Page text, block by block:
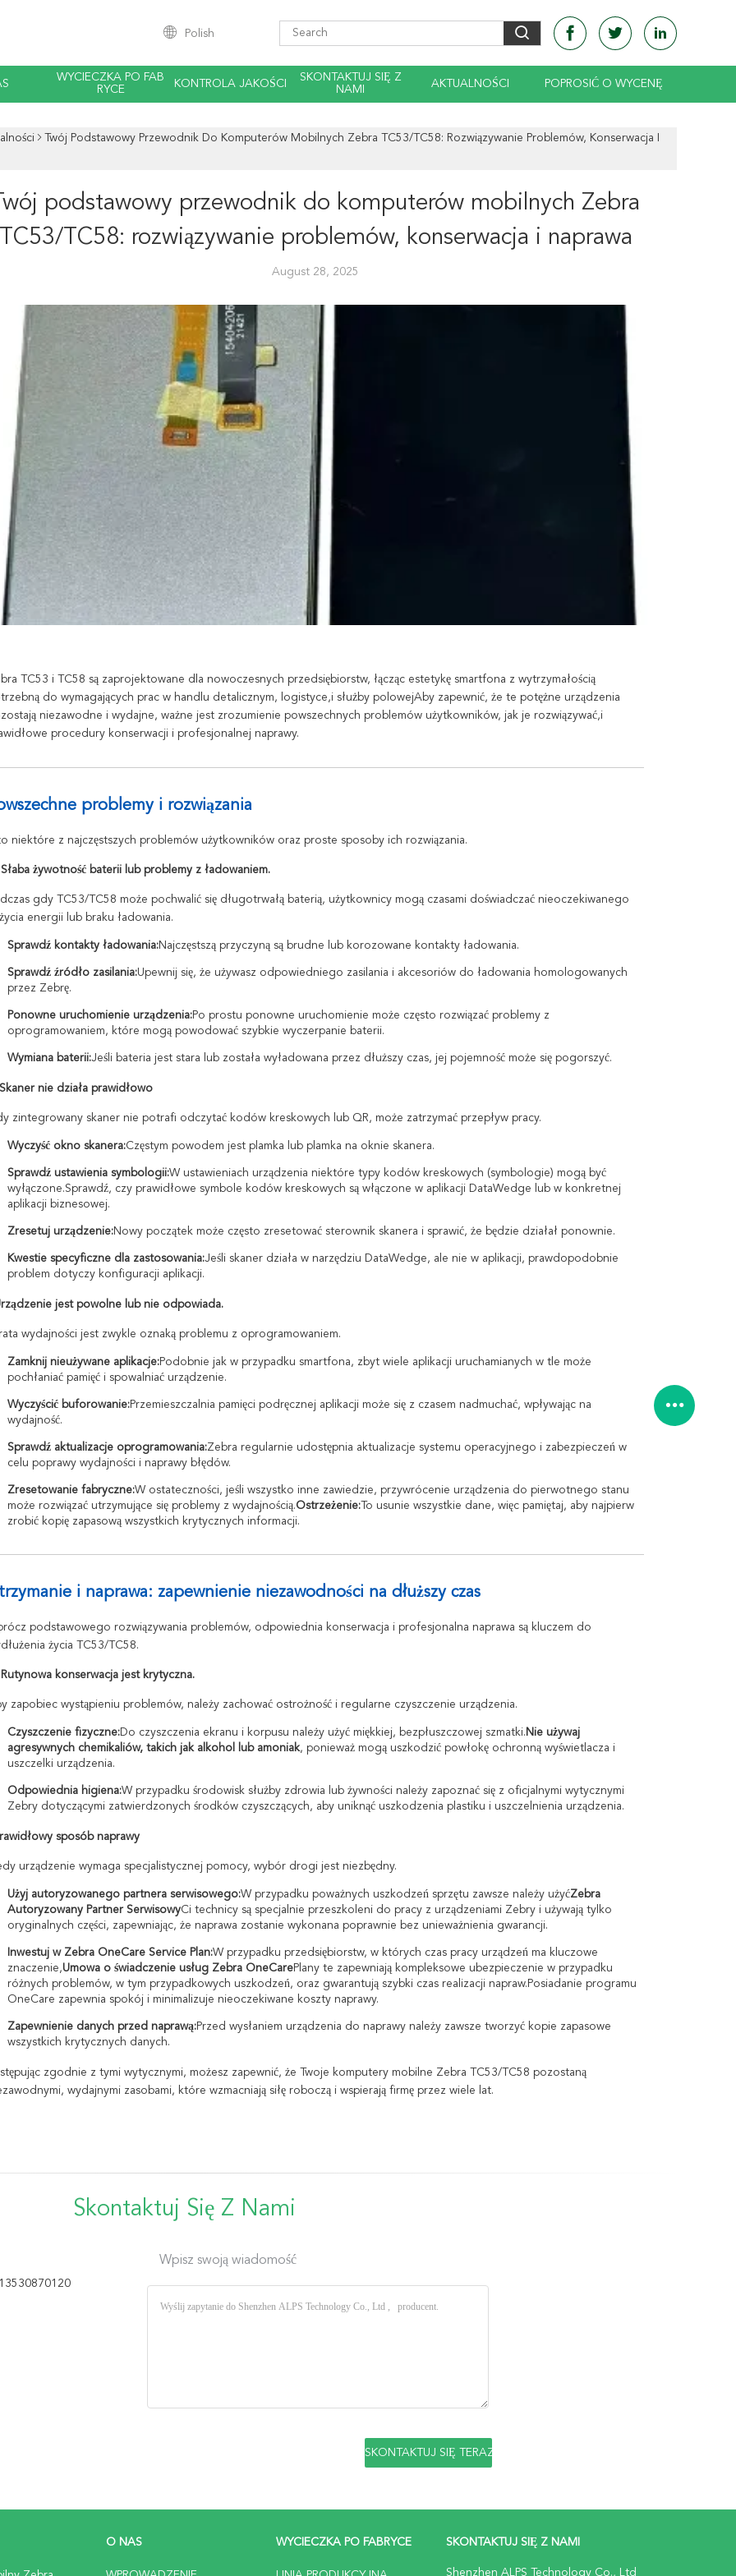
Polish
WYCIECZKA PO FAB
RYCE
KONTROLA JAKOŚCI
SKONTAKTUJ SIĘ Z
NAMI
AKTUALNOŚCI POPROSIĆ O WYCENĘ
Twój Podstawowy Przewodnik Do Komputerów Mobilnych Zebra TC53/TC58: Rozwiązywanie Problemów, Konserwacja I
podstawowy przewodnik do komputerów mobilnych Zebra
TC53/TC58: rozwiązywanie problemów, konserwacja i naprawa
August 28, 2025
TC53 i TC58 są zaprojektowane dla nowoczesnych przedsiębiorstw, łącząc estetykę smartfona z wytrzymałością
do wymagających prac w handlu detalicznym, logistyce,i służby polowejAby zapewnić, że te potężne urządzenia
niezawodne i wydajne, ważne jest zrozumienie powszechnych problemów użytkowników, jak je rozwiązywać,i
procedury konserwacji i profesjonalnej naprawy.
problemy i rozwiązania
niektóre z najczęstszych problemów użytkowników oraz proste sposoby ich rozwiązania.
żywotność baterii lub problemy z ładowaniem.
gdy TC53/TC58 może pochwalić się długotrwałą baterią, użytkownicy mogą czasami doświadczać nieoczekiwanego
energii lub braku ładowania.
Sprawdź kontakty ładowania:Najczęstszą przyczyną są brudne lub korozowane kontakty ładowania.
Sprawdź źródło zasilania:Upewnij się, że używasz odpowiedniego zasilania i akcesoriów do ładowania homologowanych
przez Zebrę.
Ponowne uruchomienie urządzenia:Po prostu ponowne uruchomienie może często rozwiązać problemy z
oprogramowaniem, które mogą powodować szybkie wyczerpanie baterii.
Wymiana baterii:Jeśli bateria jest stara lub została wyładowana przez dłuższy czas, jej pojemność może się pogorszyć.
nie działa prawidłowo
zintegrowany skaner nie potrafi odczytać kodów kreskowych lub QR, może zatrzymać przepływ pracy.
Wyczyść okno skanera:Częstym powodem jest plamka lub plamka na oknie skanera.
Sprawdź ustawienia symbologii:W ustawieniach urządzenia niektóre typy kodów kreskowych (symbologie) mogą być
wyłączone.Sprawdź, czy prawidłowe symbole kodów kreskowych są włączone w aplikacji DataWedge lub w konkretnej
aplikacji biznesowej.
Zresetuj urządzenie:Nowy początek może często zresetować sterownik skanera i sprawić, że będzie działał ponownie.
Kwestie specyficzne dla zastosowania:Jeśli skaner działa w narzędziu DataWedge, ale nie w aplikacji, prawdopodobnie
problem dotyczy konfiguracji aplikacji.
jest powolne lub nie odpowiada.
wydajności jest zwykle oznaką problemu z oprogramowaniem.
Zamknij nieużywane aplikacje:Podobnie jak w przypadku smartfona, zbyt wiele aplikacji uruchamianych w tle może
pochłaniać pamięć i spowalniać urządzenie.
Wyczyścić buforowanie:Przemieszczalnia pamięci podręcznej aplikacji może się z czasem nadmuchać, wpływając na
wydajność.
Sprawdź aktualizacje oprogramowania:Zebra regularnie udostępnia aktualizacje systemu operacyjnego i zabezpieczeń w
celu poprawy wydajności i naprawy błędów.
Zresetowanie fabryczne:W ostateczności, jeśli wszystko inne zawiedzie, przywrócenie urządzenia do pierwotnego stanu
może rozwiązać utrzymujące się problemy z wydajnością.Ostrzeżenie: To usunie wszystkie dane, więc pamiętaj, aby najpierw
zrobić kopię zapasową wszystkich krytycznych informacji.
i naprawa: zapewnienie niezawodności na dłuższy czas
podstawowego rozwiązywania problemów, odpowiednia konserwacja i profesjonalna naprawa są kluczem do
życia TC53/TC58.
konserwacja jest krytyczna.
zapobiec wystąpieniu problemów, należy zachować ostrożność i regularne czyszczenie urządzenia.
Czyszczenie fizyczne:Do czyszczenia ekranu i korpusu należy użyć miękkiej, bezpłuszczowej szmatki. Nie używaj
agresywnych chemikaliów, takich jak alkohol lub amoniak, ponieważ mogą uszkodzić powłokę ochronną wyświetlacza i
uszczelki urządzenia.
Odpowiednia higiena:W przypadku środowisk służby zdrowia lub żywności należy zapoznać się z oficjalnymi wytycznymi
Zebry dotyczącymi zatwierdzonych środków czyszczących, aby uniknąć uszkodzenia plastiku i uszczelnienia urządzenia.
sposób naprawy
urządzenie wymaga specjalistycznej pomocy, wybór drogi jest niezbędny.
Użyj autoryzowanego partnera serwisowego:W przypadku poważnych uszkodzeń sprzętu zawsze należy użyćZebra
Autoryzowany Partner SerwisowyCi technicy są specjalnie przeszkoleni do pracy z urządzeniami Zebry i używają tylko
oryginalnych części, zapewniając, że naprawa zostanie wykonana poprawnie bez unieważnienia gwarancji.
Inwestuj w Zebra OneCare Service Plan:W przypadku przedsiębiorstw, w których czas pracy urządzeń ma kluczowe
znaczenie,Umowa o świadczenie usług Zebra OneCarePlany te zapewniają kompleksowe ubezpieczenie w przypadku
różnych problemów, w tym przypadkowych uszkodzeń, oraz gwarantują szybki czas realizacji napraw.Posiadanie programu
OneCare zapewnia spokój i minimalizuje nieoczekiwane koszty naprawy.
Zapewnienie danych przed naprawą:Przed wysłaniem urządzenia do naprawy należy zawsze tworzyć kopie zapasowe
wszystkich krytycznych danych.
zgodnie z tymi wytycznymi, możesz zapewnić, że Twoje komputery mobilne Zebra TC53/TC58 pozostaną
wydajnymi zasobami, które wzmacniają siłę roboczą i wspierają firmę przez wiele lat.
Skontaktuj Się Z Nami
Wpisz swoją wiadomość
O NAS WYCIECZKA PO FABRYCE SKONTAKTUJ SIĘ Z NAMI
Shenzhen ALPS Technology Co., Ltd